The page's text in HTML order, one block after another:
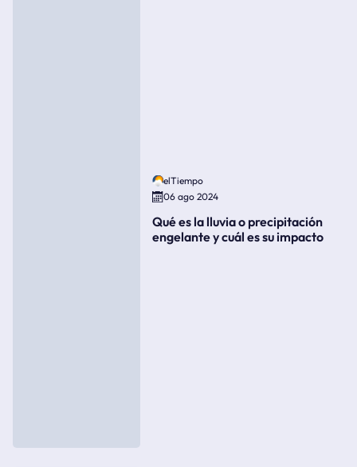
elTiempo
06 ago 2024
Qué es la lluvia o precipitación
engelante y cuál es su impacto